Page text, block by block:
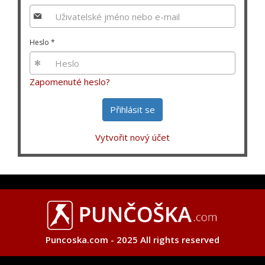
Heslo *
Zapomenuté heslo?
Přihlásit se
Vytvořit nový účet
Puncoska.com - 2025 All rights reserved